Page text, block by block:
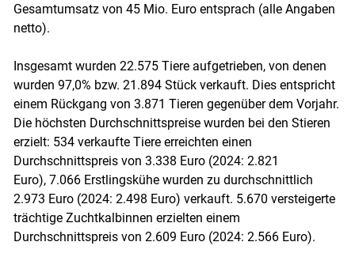
Gesamtumsatz von 45 Mio. Euro entsprach (alle Angaben
netto).
Insgesamt wurden 22.575 Tiere aufgetrieben, von denen
wurden 97,0% bzw. 21.894 Stück verkauft. Dies entspricht
einem Rückgang von 3.871 Tieren gegenüber dem Vorjahr.
Die höchsten Durchschnittspreise wurden bei den Stieren
erzielt: 534 verkaufte Tiere erreichten einen
Durchschnittspreis von 3.338 Euro (2024: 2.821
Euro), 7.066 Erstlingskühe wurden zu durchschnittlich
2.973 Euro (2024: 2.498 Euro) verkauft. 5.670 versteigerte
trächtige Zuchtkalbinnen erzielten einem
Durchschnittspreis von 2.609 Euro (2024: 2.566 Euro).